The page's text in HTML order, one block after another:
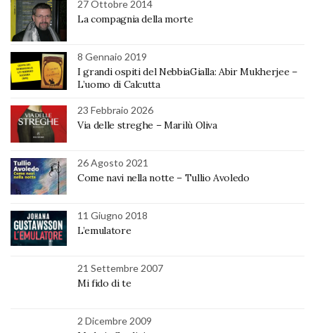
27 Ottobre 2014
La compagnia della morte
8 Gennaio 2019
I grandi ospiti del NebbiaGialla: Abir Mukherjee –
L’uomo di Calcutta
23 Febbraio 2026
Via delle streghe – Marilù Oliva
26 Agosto 2021
Come navi nella notte – Tullio Avoledo
11 Giugno 2018
L’emulatore
21 Settembre 2007
Mi fido di te
2 Dicembre 2009